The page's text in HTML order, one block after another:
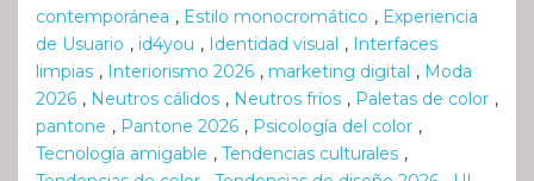
contemporánea , Estilo monocromático , Experiencia
de Usuario , id4you , Identidad visual , Interfaces
limpias , Interiorismo 2026 , marketing digital , Moda
2026 , Neutros cálidos , Neutros fríos , Paletas de color ,
pantone , Pantone 2026 , Psicología del color ,
Tecnología amigable , Tendencias culturales ,